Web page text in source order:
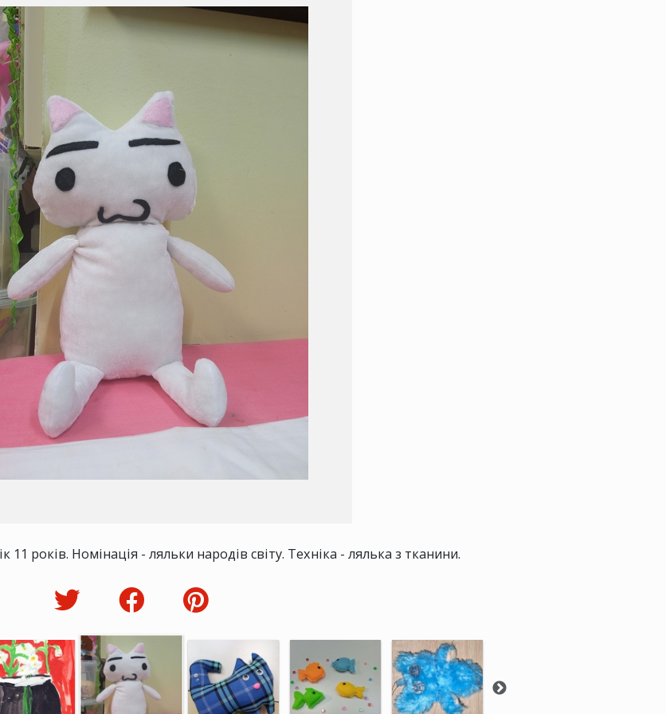
11 років. Номінація - ляльки народів світу. Техніка - лялька з тканини.